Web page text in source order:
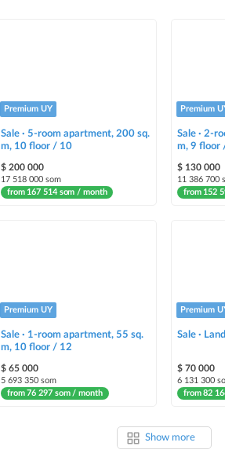
Premium UY
Sale · 5-room apartment, 200 sq.
m, 10 floor / 10
$ 200 000
17 518 000 som
from 167 514 som / month
Premium
Sale · 2-
m, 9 floor
$ 130 000
11 386 700
from 152
Premium UY
Sale · 1-room apartment, 55 sq.
m, 10 floor / 12
$ 65 000
5 693 350 som
from 76 297 som / month
Premium
Sale ·
$ 70 000
6 131 300
from 82
Show more